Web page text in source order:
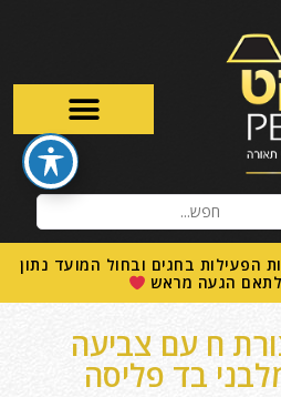
הפעילות בחגים ובחול המועד נתון
לתאם הגעה מראש
ח עם צביעה
בד פליסה